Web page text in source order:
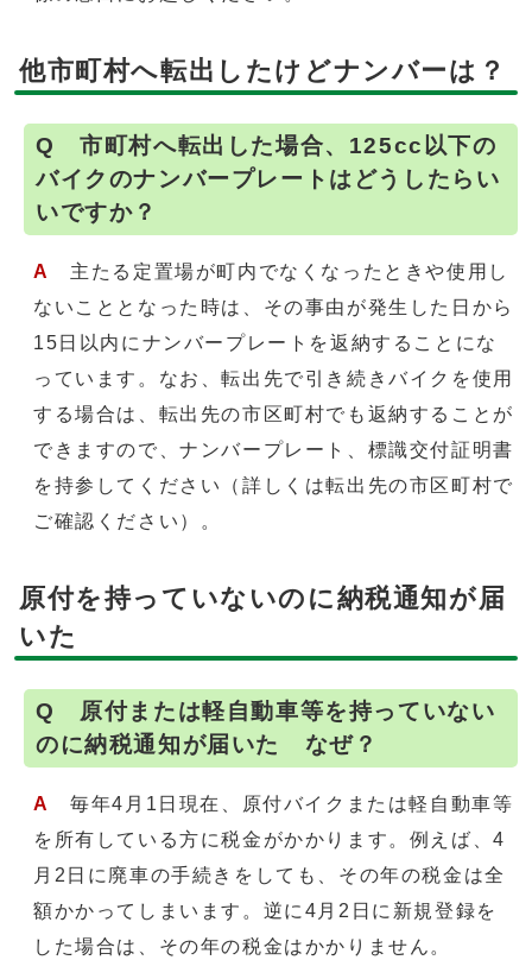
他市町村へ転出したけどナンバーは？
Q 市町村へ転出した場合、125cc以下の
バイクのナンバープレートはどうしたらい
いですか？
A
主たる定置場が町内でなくなったときや使用し
ないこととなった時は、その事由が発生した日から
15日以内にナンバープレートを返納することにな
っています。なお、転出先で引き続きバイクを使用
する場合は、転出先の市区町村でも返納することが
できますので、ナンバープレート、標識交付証明書
を持参してください（詳しくは転出先の市区町村で
ご確認ください）。
原付を持っていないのに納税通知が届
いた
Q 原付または軽自動車等を持っていない
のに納税通知が届いた なぜ？
A
毎年4月1日現在、原付バイクまたは軽自動車等
を所有している方に税金がかかります。例えば、4
月2日に廃車の手続きをしても、その年の税金は全
額かかってしまいます。逆に4月2日に新規登録を
した場合は、その年の税金はかかりません。